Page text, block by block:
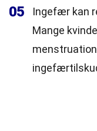
05
Ingefær kan
Mange